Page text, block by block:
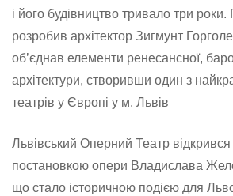
і його будівництво тривало три роки.
розробив архітектор Зигмунт
об’єднав елементи ренесансної,
архітектури, створивши один з
театрів у Європі у м. Львів
Львівський Оперний Театр
постановкою опери Владислава
що стало історичною подією для